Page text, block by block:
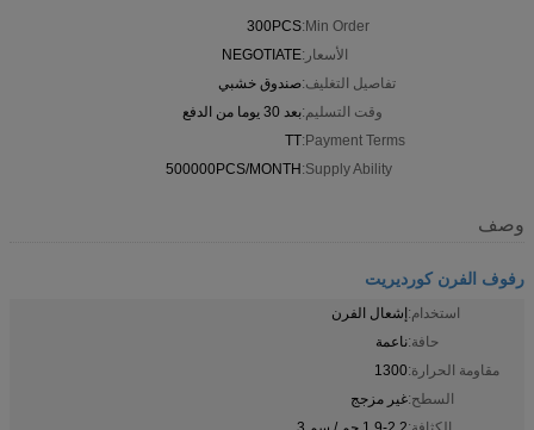
Min Order:
300PCS
الأسعار:NEGOTIATE
تفاصيل التغليف:صندوق خشبي
وقت التسليم:بعد 30 يوما من الدفع
Payment Terms:
TT
Supply Ability:
500000PCS/MONTH
وصف
رفوف الفرن كورديريت
استخدام:إشعال الفرن
حافة:ناعمة
مقاومة الحرارة:1300
السطح:غير مزجج